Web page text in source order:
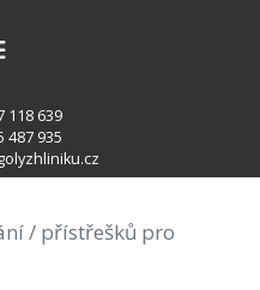
118 639
487 935
/ přístřešků pro